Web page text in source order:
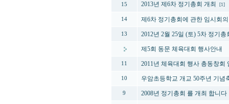
15 2013년 제6차 정기총회 개최 [1]
14 제6차 정기총회에 관한 임시회
13 2012년 2월 25일 (토) 5차 정기총
제5회 동문 체육대회 행사안내
11 2011년 체육대회 행사 총동창회
10 우암초등학교 개교 50주년 기념
9 2008년 정기총회 를 개최 합니다